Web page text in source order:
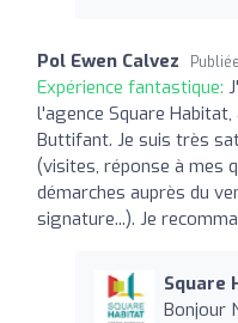
Pol Ewen Calvez
Expérience fantastique:
l'agence Square
Buttifant. Je suis très
(visites, réponse à mes
démarches auprès du
signature...). Je
Square
Bonjour